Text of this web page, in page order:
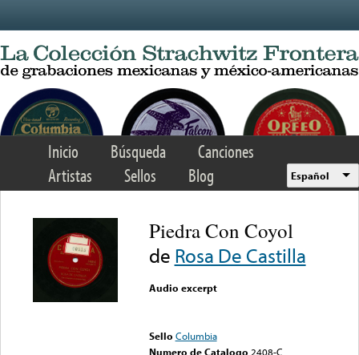
Inicio Búsqueda
Canciones
Artistas
Sellos Blog Español
Piedra Con Coyol
de Rosa De Castilla
Audio excerpt
Sello Columbia
Numero de Catalogo 2408-C